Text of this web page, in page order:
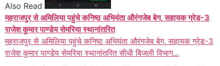
Also Read
महराजपुर से अमिलिया पहुंचे कनिष्ठ अभियंता औरंगजेब बेग, सहायक ग्रेड-3
राजेश कुमार पाण्डेय सेमरिया स्थानांतरित
महराजपुर से अमिलिया पहुंचे कनिष्ठ अभियंता औरंगजेब बेग, सहायक ग्रेड-3
राजेश कुमार पाण्डेय सेमरिया स्थानांतरित सीधी बिजली विभाग...